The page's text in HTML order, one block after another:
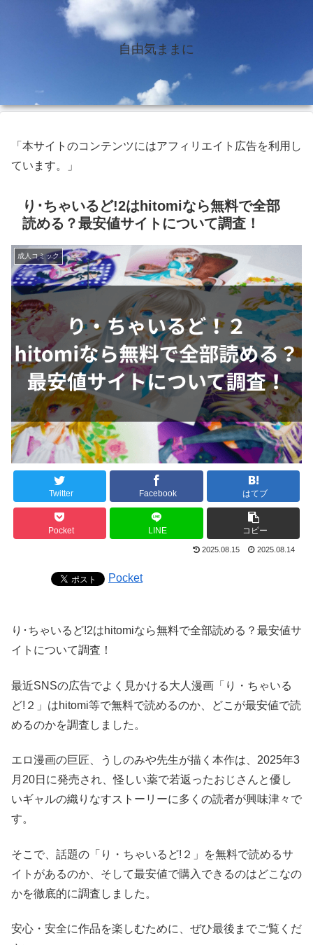
自由気ままに
「本サイトのコンテンツにはアフィリエイト広告を利用し
ています。」
り･ちゃいるど!2はhitomiなら無料で全部
読める？最安値サイトについて調査！
成人コミック
Twitter Facebook はてブ
Pocket LINE コピー
2025.08.15 2025.08.14
Pocket
り･ちゃいるど!2はhitomiなら無料で全部読める？最安値サ
イトについて調査！
最近SNSの広告でよく見かける大人漫画「り・ちゃいる
ど!２」はhitomi等で無料で読めるのか、どこが最安値で読
めるのかを調査しました。
エロ漫画の巨匠、うしのみや先生が描く本作は、2025年3
月20日に発売され、怪しい薬で若返ったおじさんと優し
いギャルの織りなすストーリーに多くの読者が興味津々で
す。
そこで、話題の「り・ちゃいるど!２」を無料で読めるサ
イトがあるのか、そして最安値で購入できるのはどこなの
かを徹底的に調査しました。
安心・安全に作品を楽しむために、ぜひ最後までご覧くだ